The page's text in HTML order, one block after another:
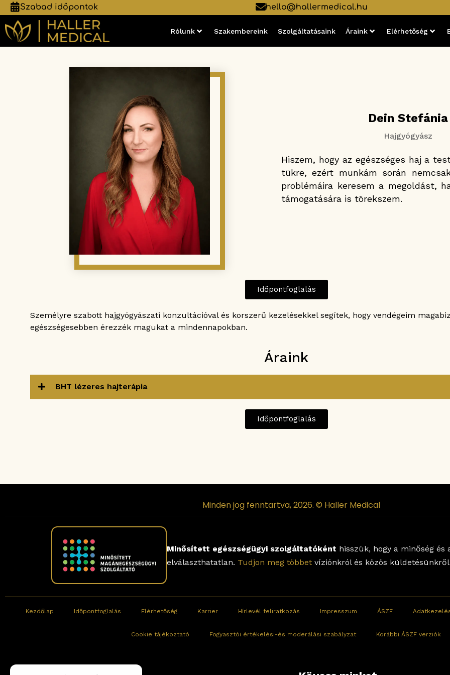
Szabad időpontok hello@hallermedical.hu
Rólunk Szakembereink Szolgáltatásaink Áraink Elérhetőség
Dein Stefánia
Hajgyógyász
Hiszem, hogy az egészséges haj a
tükre, ezért munkám során
problémáira keresem a megoldást,
támogatására is törekszem.
Időpontfoglalás
Személyre szabott hajgyógyászati konzultációval és korszerű kezelésekkel segítek, hogy vendégeim
egészségesebben érezzék magukat a mindennapokban.
Áraink
BHT lézeres hajterápia
Időpontfoglalás
Minden jog fenntartva, 2026. © Haller Medical
Minősített egészségügyi szolgáltatóként hisszük, hogy a minőség
elválaszthatatlan. Tudjon meg többet víziónkról és közös
Kezdőlap Időpontfoglalás Elérhetőség Karrier Hírlevél feliratkozás Impresszum ÁSZF
Cookie tájékoztató Fogyasztói értékelési-és moderálási szabályzat Korábbi ÁSZF verziók